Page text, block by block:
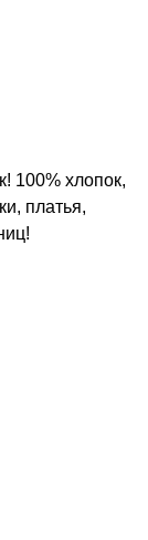
100% хлопок,
платья,